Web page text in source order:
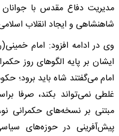
مدیریت دفاع مقدس با
شاهنشاهی و ایجاد انقلاب
وی در ادامه افزود: امام
ایشان بر پایه الگوهای روز
امام می‌گفتند شاه باید برود؛
غلطی نمی‌تواند بکند، صرفا
مبتنی بر نسخه‌های حکمرانی
پیش‌آفرینی در حوزه‌های